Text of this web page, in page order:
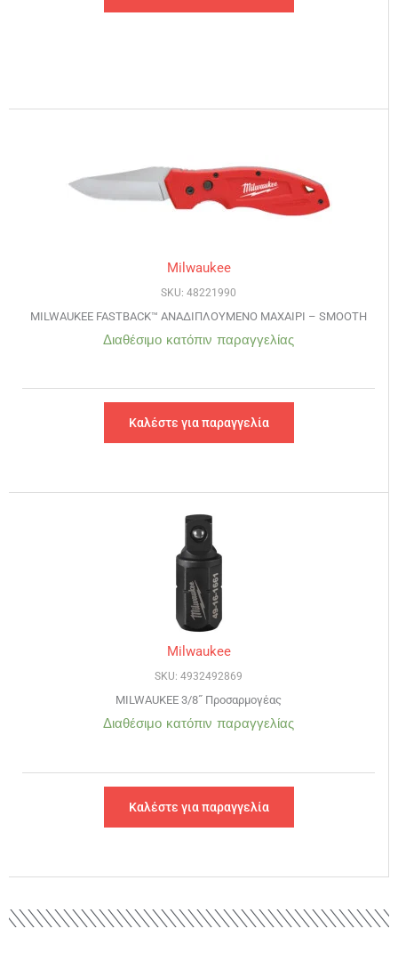
Milwaukee
SKU: 48221990
MILWAUKEE FASTBACK™ ΑΝΑΔΙΠΛΟΥΜΕΝΟ ΜΑΧΑΙΡΙ – SMOOTH
Διαθέσιμο κατόπιν παραγγελίας
Καλέστε για παραγγελία
Milwaukee
SKU: 4932492869
MILWAUKEE 3/8˝ Προσαρμογέας
Διαθέσιμο κατόπιν παραγγελίας
Καλέστε για παραγγελία